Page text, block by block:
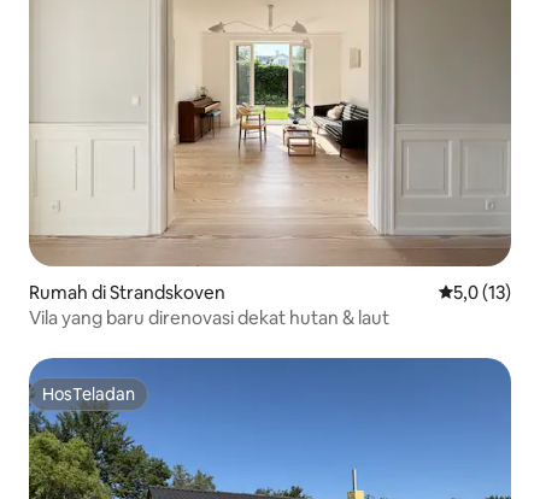
Rumah di Strandskoven Nilai rata-
5,0 (13)
Vila yang baru direnovasi dekat hutan & laut
HosTeladan
HosTeladan